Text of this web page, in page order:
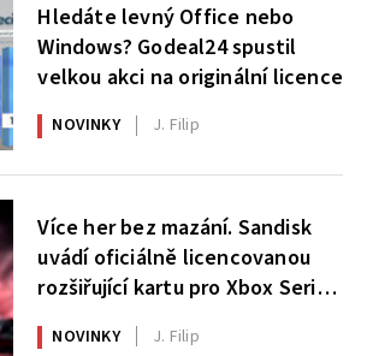
Hledáte levný Office nebo
Windows? Godeal24 spustil
velkou akci na originální licence
NOVINKY J. Filip
Více her bez mazání. Sandisk
uvádí oficiálně licencovanou
rozšiřující kartu pro Xbox Series
X|S
NOVINKY J. Filip